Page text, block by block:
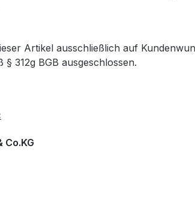
Artikel ausschließlich auf
§ 312g BGB ausgeschlossen.
Co.KG